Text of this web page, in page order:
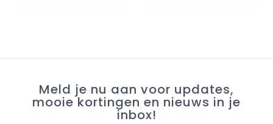
Meld je nu aan voor updates,
mooie kortingen en nieuws in je
inbox!